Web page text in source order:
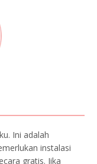
Ini adalah
instalasi
gratis. Jika